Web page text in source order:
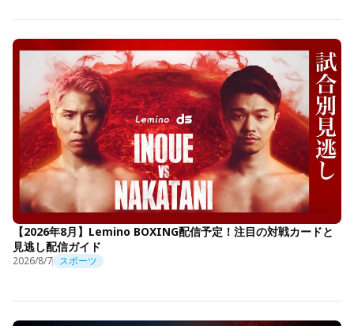
【2026年8月】Lemino BOXING配信予定！注目の対戦カードと
見逃し配信ガイド
2026/8/7 スポーツ